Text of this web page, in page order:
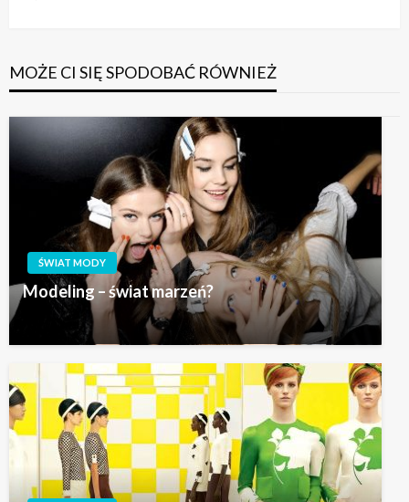
MOŻE CI SIĘ SPODOBAĆ RÓWNIEŻ
ŚWIAT MODY
Modeling – świat marzeń?